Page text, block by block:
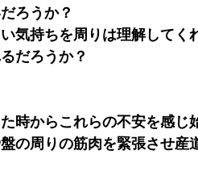
ろうか？
気持ちを周りは理解してく
だろうか？
時からこれらの不安を感じ
の周りの筋肉を緊張させ産